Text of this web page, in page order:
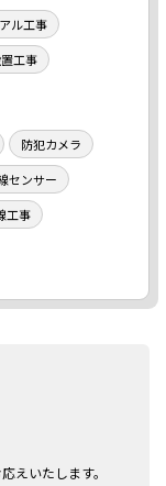
ル工事
工事
防犯カメラ
センサー
工事
えいたします。